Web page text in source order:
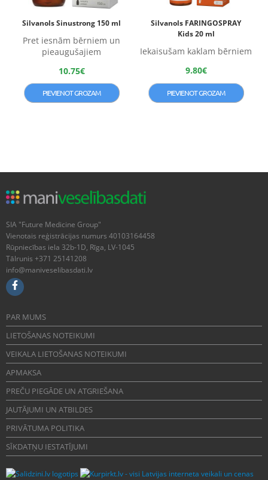
Silvanols Sinustrong 150 ml
Pret iesnām bērniem un
pieaugušajiem
10.75€
PIEVIENOT GROZAM
Silvanols FARINGOSPRAY
Kids 20 ml
Iekaisušam kaklam bērniem
9.80€
PIEVIENOT GROZAM
SIA "Future Medicine Group"
Vienotais reģistrācijas numurs 40103164458
Rūpniecības iela 32b-1D, Rīga, LV-1045
Tālrunis +371 25141208
info@maniveselibasdati.lv
PAR MUMS
LIETOŠANAS NOTEIKUMI
VEIKALA LIETOŠANAS NOTEIKUMI
APMAKSA
PREČU PIEGĀDE UN ATGRIEŠANA
JAUTĀJUMI UN ATBILDES
PRIVĀTUMA POLITIKA
SĪKDATŅU IESTATĪJUMI